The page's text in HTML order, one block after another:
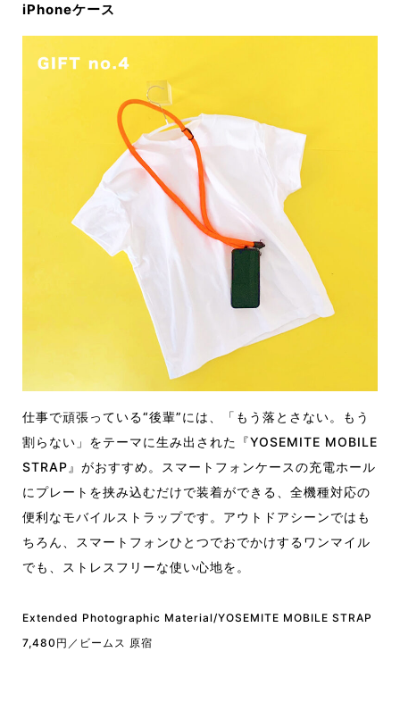
iPhoneケース
仕事で頑張っている“後輩”には、「もう落とさない。もう
割らない」をテーマに生み出された『YOSEMITE MOBILE
STRAP』がおすすめ。スマートフォンケースの充電ホール
にプレートを挟み込むだけで装着ができる、全機種対応の
便利なモバイルストラップです。アウトドアシーンではも
ちろん、スマートフォンひとつでおでかけするワンマイル
でも、ストレスフリーな使い心地を。
Extended Photographic Material/YOSEMITE MOBILE STRAP
7,480円／ビームス 原宿